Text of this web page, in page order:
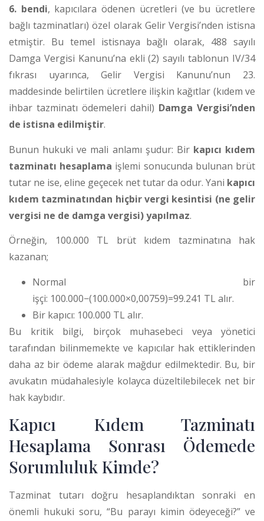
6. bendi, kapıcılara ödenen ücretleri (ve bu ücretlere
bağlı tazminatları) özel olarak Gelir Vergisi’nden istisna
etmiştir. Bu temel istisnaya bağlı olarak, 488 sayılı
Damga Vergisi Kanunu’na ekli (2) sayılı tablonun IV/34
fıkrası uyarınca, Gelir Vergisi Kanunu’nun 23.
maddesinde belirtilen ücretlere ilişkin kağıtlar (kıdem ve
ihbar tazminatı ödemeleri dahil) Damga Vergisi’nden
de istisna edilmiştir.
Bunun hukuki ve mali anlamı şudur: Bir kapıcı kıdem
tazminatı hesaplama işlemi sonucunda bulunan brüt
tutar ne ise, eline geçecek net tutar da odur. Yani kapıcı
kıdem tazminatından hiçbir vergi kesintisi (ne gelir
vergisi ne de damga vergisi) yapılmaz.
Örneğin, 100.000 TL brüt kıdem tazminatına hak
kazanan;
Normal bir
işçi: 100.000−(100.000×0,00759)=99.241 TL alır.
Bir kapıcı: 100.000 TL alır.
Bu kritik bilgi, birçok muhasebeci veya yönetici
tarafından bilinmemekte ve kapıcılar hak ettiklerinden
daha az bir ödeme alarak mağdur edilmektedir. Bu, bir
avukatın müdahalesiyle kolayca düzeltilebilecek net bir
hak kaybıdır.
Kapıcı Kıdem Tazminatı
Hesaplama Sonrası Ödemede
Sorumluluk Kimde?
Tazminat tutarı doğru hesaplandıktan sonraki en
önemli hukuki soru, “Bu parayı kimin ödeyeceği?” ve